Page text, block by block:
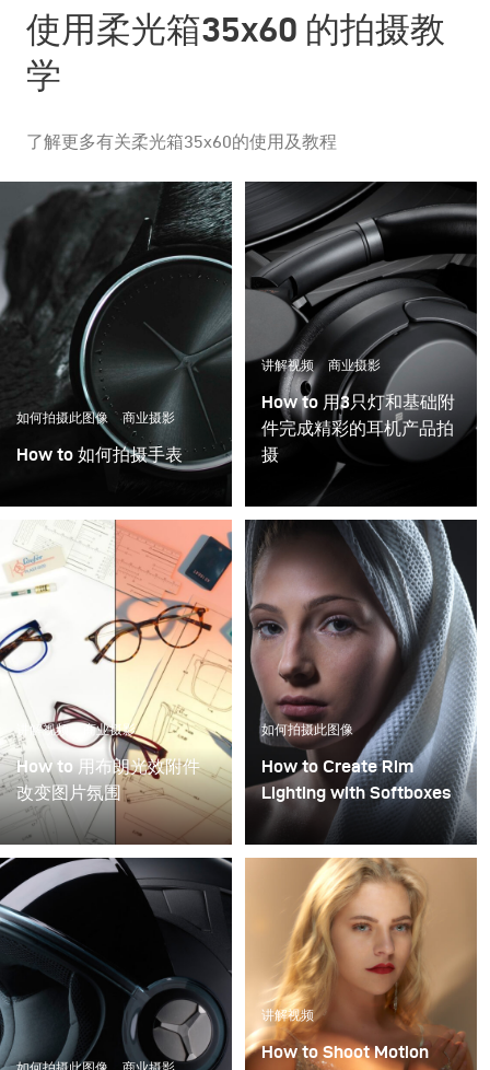
使用柔光箱35x60 的拍摄教
学
了解更多有关柔光箱35x60的使用及教程
如何拍摄此图像 商业摄影
How to 如何拍摄手表
讲解视频 商业摄影
How to 用3只灯和基础附
件完成精彩的耳机产品拍
摄
讲解视频 商业摄影
How to 用布朗光效附件
改变图片氛围
光效附件是一种神奇的工
具，可以为图像添加情绪
和情感。这个视频显示了
如何有效的使用布朗光效
附件在摄影中营造不同的
气氛。
如何拍摄此图像
How to Create Rim
Lighting with Softboxes
如何拍摄此图像 商业摄影
讲解视频
How to Shoot Motion